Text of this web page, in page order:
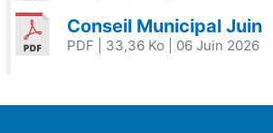
Conseil Municipal Juin
PDF | 33,36 Ko | 06 Juin 2026